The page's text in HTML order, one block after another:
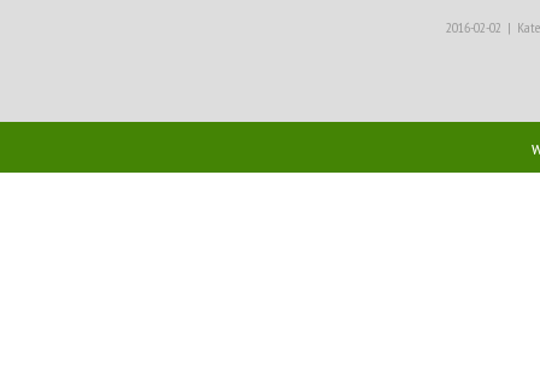
2016-02-02 |